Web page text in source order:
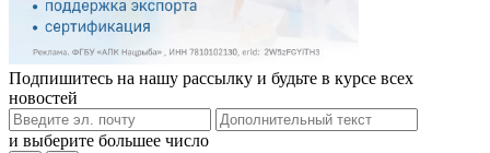
Подпишитесь на нашу рассылку и будьте в курсе всех
новостей
и выберите большее число